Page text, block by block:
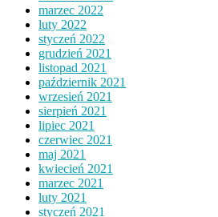
marzec 2022
luty 2022
styczeń 2022
grudzień 2021
listopad 2021
październik 2021
wrzesień 2021
sierpień 2021
lipiec 2021
czerwiec 2021
maj 2021
kwiecień 2021
marzec 2021
luty 2021
styczeń 2021